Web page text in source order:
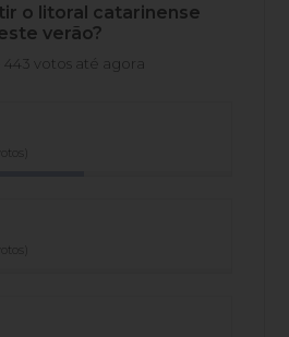
o litoral catarinense
verão?
443 votos até agora